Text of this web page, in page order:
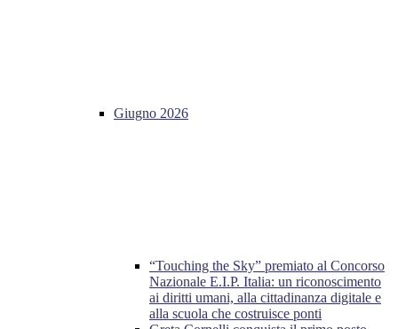
Giugno 2026
“Touching the Sky” premiato al Concorso
Nazionale E.I.P. Italia: un riconoscimento
ai diritti umani, alla cittadinanza digitale e
alla scuola che costruisce ponti